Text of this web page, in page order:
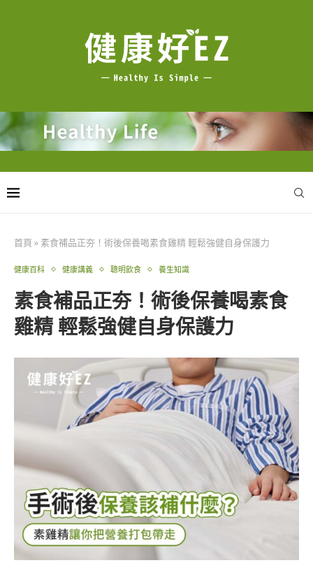
首頁 » 素食補品正夯！術後保養喝素食雞精 輕鬆強健自身保護力
健康百科 健康講義 聰明飲食 養生知識
素食補品正夯！術後保養喝素食
雞精 輕鬆強健自身保護力